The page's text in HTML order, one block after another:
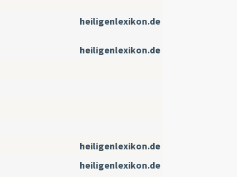
heiligenlexikon.de
heiligenlexikon.de
heiligenlexikon.de
heiligenlexikon.de